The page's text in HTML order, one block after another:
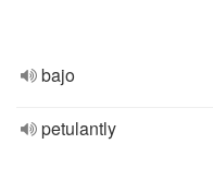
bajo
petulantly